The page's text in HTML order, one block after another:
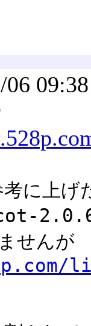
06 09:38
に上げ
せんが